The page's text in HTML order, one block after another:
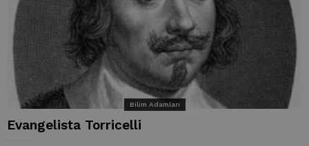
Bilim Adamları
Evangelista Torricelli